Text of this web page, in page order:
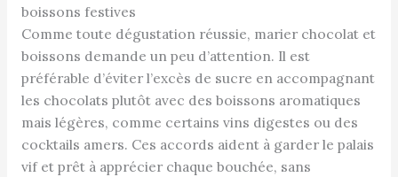
boissons festives
Comme toute dégustation réussie, marier chocolat et
boissons demande un peu d’attention. Il est
préférable d’éviter l’excès de sucre en accompagnant
les chocolats plutôt avec des boissons aromatiques
mais légères, comme certains vins digestes ou des
cocktails amers. Ces accords aident à garder le palais
vif et prêt à apprécier chaque bouchée, sans